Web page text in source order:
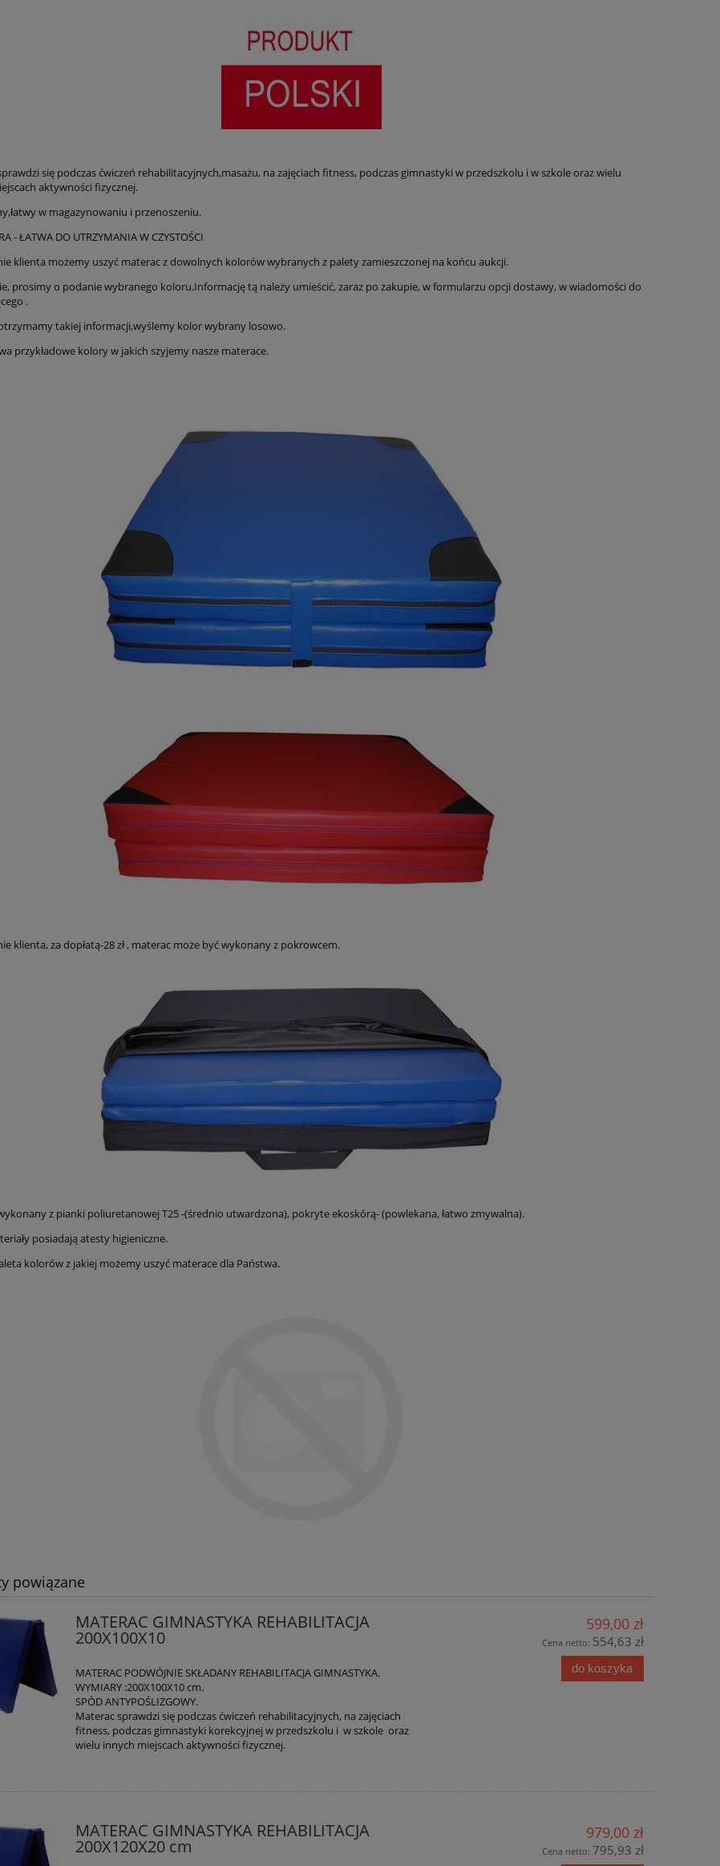
się podczas ćwiczeń rehabilitacyjnych,masażu, na zajęciach fitness, podczas gimnastyki w przedszkolu i w szkole oraz wielu
aktywności fizycznej.
w magazynowaniu i przenoszeniu.
- ŁATWA DO UTRZYMANIA W CZYSTOŚCI
klienta możemy uszyć materac z dowolnych kolorów wybranych z palety zamieszczonej na końcu aukcji.
prosimy o podanie wybranego koloru.Informację tą należy umieścić, zaraz po zakupie, w formularzu opcji dostawy, w wiadomości do
.
otrzymamy takiej informacji,wyślemy kolor wybrany losowo.
przykładowe kolory w jakich szyjemy nasze materace.
klienta, za dopłatą-28 zł , materac może być wykonany z pokrowcem.
z pianki poliuretanowej T25 -(średnio utwardzona), pokryte ekoskórą- (powlekana, łatwo zmywalna).
posiadają atesty higieniczne.
kolorów z jakiej możemy uszyć materace dla Państwa.
powiązane
MATERAC GIMNASTYKA REHABILITACJA
200X100X10
MATERAC PODWÓJNIE SKŁADANY REHABILITACJA GIMNASTYKA.
WYMIARY :200X100X10 cm.
SPÓD ANTYPOŚLIZGOWY.
Materac sprawdzi się podczas ćwiczeń rehabilitacyjnych, na zajęciach
fitness, podczas gimnastyki korekcyjnej w przedszkolu i w szkole oraz
wielu innych miejscach aktywności fizycznej.
599,00 zł
Cena netto: 554,63 zł
do koszyka
MATERAC GIMNASTYKA REHABILITACJA
200X120X20 cm
979,00 zł
Cena netto: 795,93 zł